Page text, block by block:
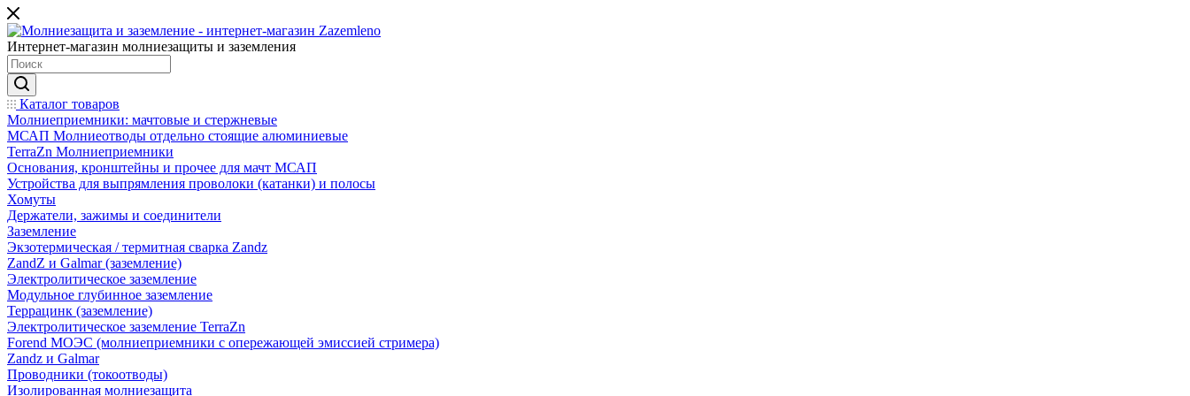
Интернет-магазин молниезащиты и заземления
Каталог товаров
Молниеприемники: мачтовые и стержневые
МСАП Молниеотводы отдельно стоящие алюминиевые
TerraZn Молниеприемники
Основания, кронштейны и прочее для мачт МСАП
Устройства для выпрямления проволоки (катанки) и полосы
Хомуты
Держатели, зажимы и соединители
Заземление
Экзотермическая / термитная сварка Zandz
ZandZ и Galmar (заземление)
Электролитическое заземление
Модульное глубинное заземление
Террацинк (заземление)
Электролитическое заземление TerraZn
Forend МОЭС (молниеприемники с опережающей эмиссией стримера)
Zandz и Galmar
Проводники (токоотводы)
Изолированная молниезащита